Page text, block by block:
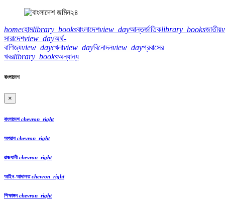
homeহোমlibrary_booksবাংলাদেশview_dayআন্তর্জাতিকlibrary_booksজাতীয়
সারাদেশview_dayঅর্থ-
বাণিজ্যview_dayখেলাview_dayবিনোদনview_dayপ্রবাসের
খবরlibrary_booksঅন্যান্য
বাংলাদেশ
×
বাংলাদেশ chevron_right
অপরাধchevron_right
রাজধানীchevron_right
আইন-আদালতchevron_right
শিক্ষাঙ্গনchevron_right